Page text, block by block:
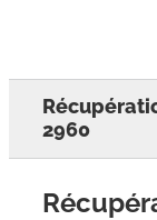
2960